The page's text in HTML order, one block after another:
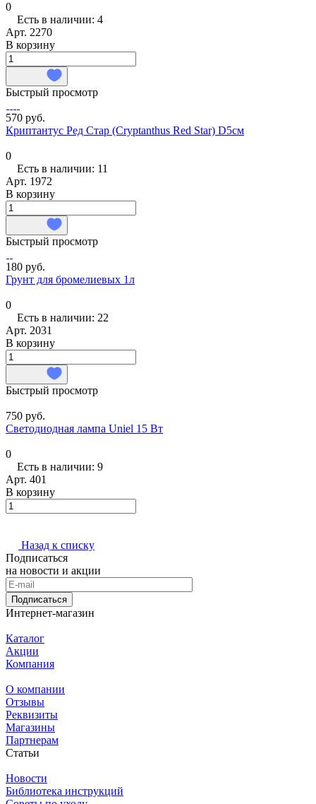
0
Есть в наличии: 4
Арт. 2270
В корзину
Быстрый просмотр
570 руб.
Криптантус Ред Стар (Cryptanthus Red Star) D5см
0
Есть в наличии: 11
Арт. 1972
В корзину
Быстрый просмотр
180 руб.
Грунт для бромелиевых 1л
0
Есть в наличии: 22
Арт. 2031
В корзину
Быстрый просмотр
750 руб.
Светодиодная лампа Uniel 15 Вт
0
Есть в наличии: 9
Арт. 401
В корзину
Назад к списку
Подписаться
на новости и акции
Подписаться
Интернет-магазин
Каталог
Акции
Компания
О компании
Отзывы
Реквизиты
Магазины
Партнерам
Статьи
Новости
Библиотека инструкций